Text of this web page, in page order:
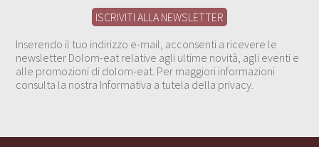
Inserendo il tuo indirizzo e-mail, acconsenti a ricevere le
newsletter Dolom-eat relative agli ultime novità, agli eventi e
alle promozioni di dolom-eat. Per maggiori informazioni
consulta la nostra Informativa a tutela della privacy.